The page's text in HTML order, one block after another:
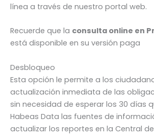
línea a través de nuestro portal web.
Recuerde que la consulta online en
está disponible en su versión paga
Desbloqueo
Esta opción le permite a los
actualización inmediata de las
sin necesidad de esperar los 30 días
Habeas Data las fuentes de
actualizar los reportes en la Central de